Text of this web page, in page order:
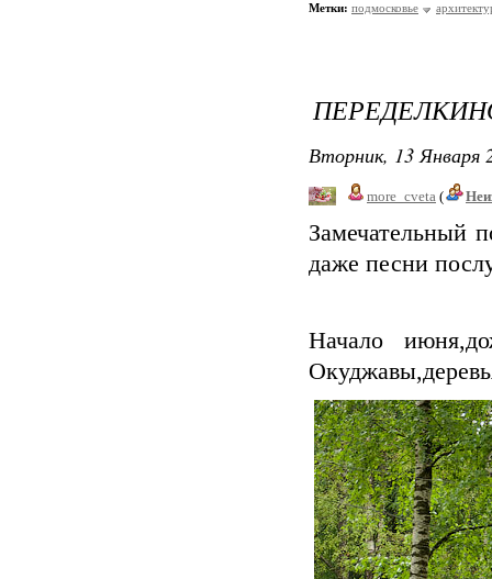
Метки: подмосковье
Вторник, 13 Января
more_cveta (
Замечательный
даже песни
Начало